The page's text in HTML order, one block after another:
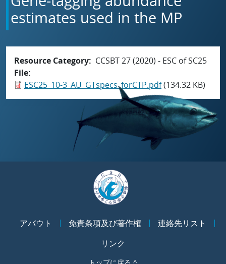
estimates used in the MP
Resource Category
CCSBT 27 (2020) - ESC of SC25
File
ESC25_10-3_AU_GTspecs_forCTP.pdf(134.32 KB)
アバウト 免責条項及び著作権
連絡先リスト
リンク